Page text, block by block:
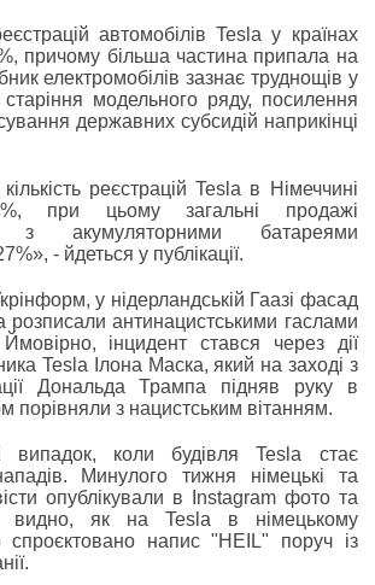
автомобілів Tesla у країнах
причому більша частина припала на
електромобілів зазнає труднощів у
старіння модельного ряду, посилення
державних субсидій наприкінці
реєстрацій Tesla в Німеччині
при цьому загальні продажі
з акумуляторними батареями
- йдеться у публікації.
у нідерландській Гаазі фасад
розписали антинацистськими гаслами
інцидент стався через дії
Tesla Ілона Маска, який на заході з
Дональда Трампа підняв руку в
порівняли з нацистським вітанням.
коли будівля Tesla стає
Минулого тижня німецькі та
опублікували в Instagram фото та
видно, як на Tesla в німецькому
спроєктовано напис "HEIL" поруч із